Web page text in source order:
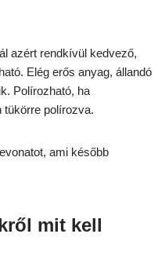
azért rendkívül kedvező,
Elég erős anyag, állandó
Polírozható, ha
polírozva.
ami később
mit kell